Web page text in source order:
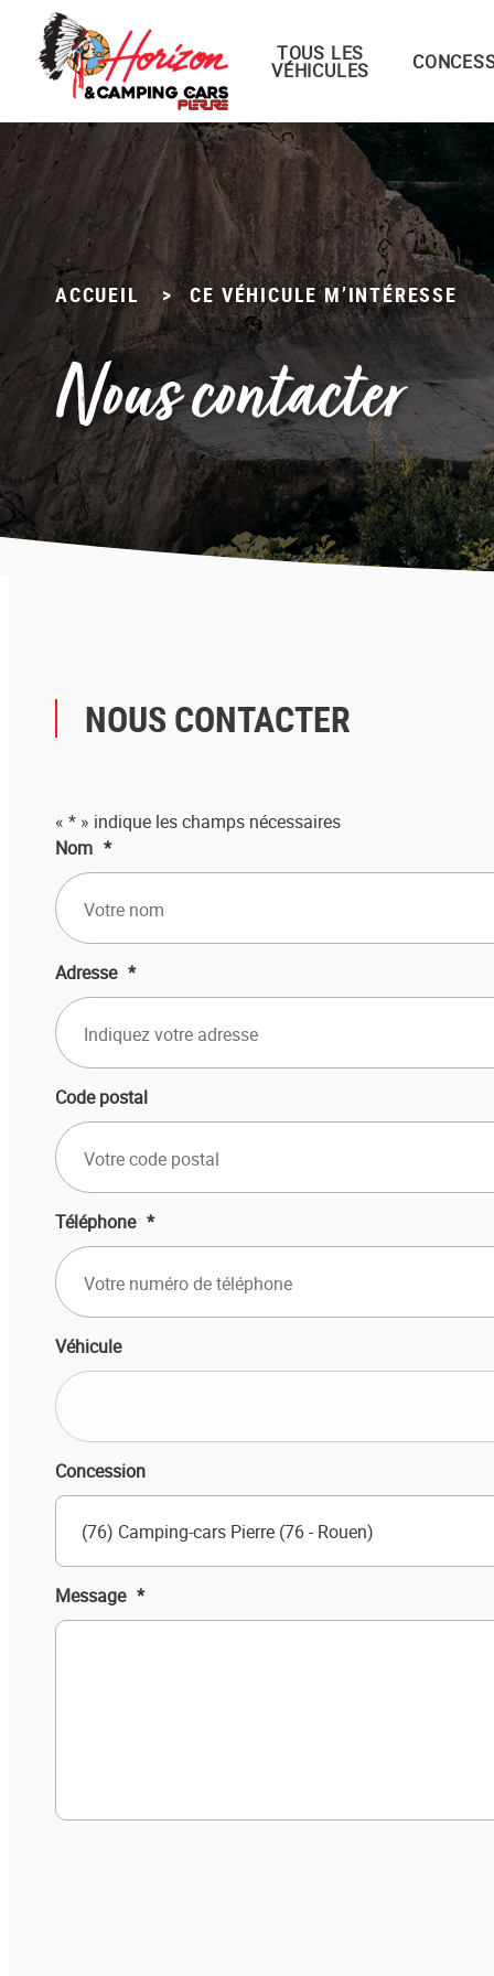
Passer
contenu
Menu principal
TOUS LES
VÉHICULES
ACCUEIL > CE VÉHICULE M’INTÉRESSE
Nous contacter
NOUS CONTACTER
« * » indique les champs nécessaires
Nom *
Adresse *
Code postal
Téléphone *
Véhicule
Concession
(76) Camping-cars Pierre (76 - Rouen)
Message *